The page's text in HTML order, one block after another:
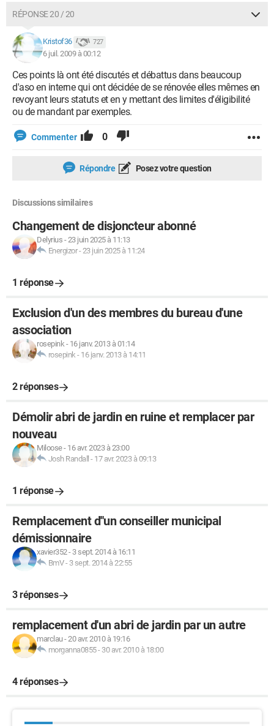
RÉPONSE 20 / 20
Kristof36 727
6 juil. 2009 à 00:12
Ces points là ont été discutés et débattus dans beaucoup
d'aso en interne qui ont décidée de se rénovée elles mêmes en
revoyant leurs statuts et en y mettant des limites d'éligibilité
ou de mandant par exemples.
Commenter 0
Répondre Posez votre question
Discussions similaires
Changement de disjoncteur abonné
Delyrius -23 juin 2025 à 11:13
Energizor-23 juin 2025 à 11:24
1 réponse
Exclusion d'un des membres du bureau d'une
association
rosepink- 16 janv. 2013 à 01:14
rosepink - 16 janv. 2013 à 14:11
2 réponses
Démolir abri de jardin en ruine et remplacer par
nouveau
Miloose- 16 avr. 2023 à 23:00
Josh Randall - 17 avr. 2023 à 09:13
1 réponse
Remplacement d''un conseiller municipal
démissionnaire
xavier352- 3 sept. 2014 à 16:11
BmV- 3 sept. 2014 à 22:55
3 réponses
remplacement d'un abri de jardin par un autre
marclau-20 avr. 2010 à 19:16
morganna0855- 30 avr. 2010 à 18:00
4 réponses